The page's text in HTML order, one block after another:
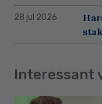
28 jul 2026
Interessant